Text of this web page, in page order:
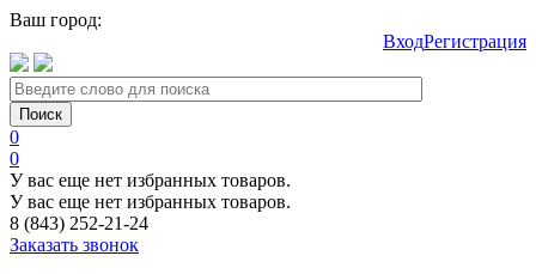
Ваш город:
ВходРегистрация
0
0
У вас еще нет избранных товаров.
У вас еще нет избранных товаров.
8 (843) 252-21-24
Заказать звонок